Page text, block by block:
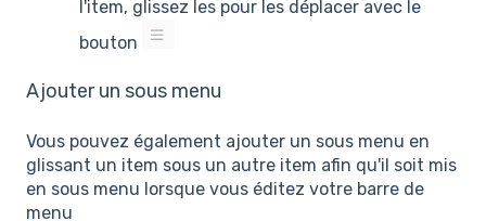
l'item, glissez les pour les déplacer avec le
bouton
Ajouter un sous menu
Vous pouvez également ajouter un sous menu en
glissant un item sous un autre item afin qu'il soit mis
en sous menu lorsque vous éditez votre barre de
menu